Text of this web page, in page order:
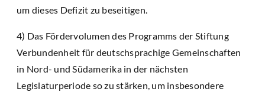
um dieses Defizit zu beseitigen.
4) Das Fördervolumen des Programms der Stiftung
Verbundenheit für deutschsprachige Gemeinschaften
in Nord- und Südamerika in der nächsten
Legislaturperiode so zu stärken, um insbesondere